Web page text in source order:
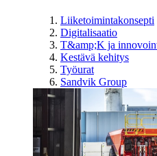
Liiketoimintakonsepti
Digitalisaatio
T&amp;K ja
Kestävä kehitys
Työurat
Sandvik Group